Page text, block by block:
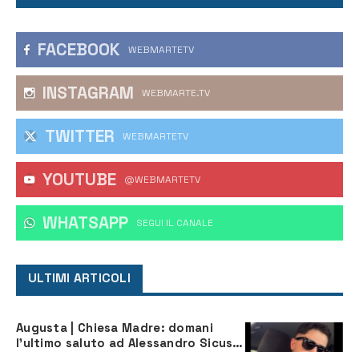
FACEBOOK WEBMARTETV
INSTAGRAM WEBMARTE.TV
TWITTER WEBMARTETV
YOUTUBE @WEBMARTETV
WHATSAPP ‎SEGUI IL CANALE
ULTIMI ARTICOLI
Augusta | Chiesa Madre: domani
l’ultimo saluto ad Alessandro Sicuso,